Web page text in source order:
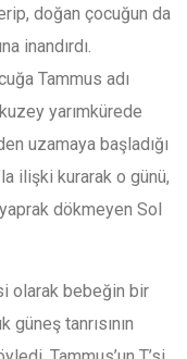
doğan çocuğun da
inandırdı.
Tammus adı
yarımkürede
uzamaya başladığı
ilişki kurarak o günü,
dökmeyen Sol
olarak bebeğin bir
güneş tanrısının